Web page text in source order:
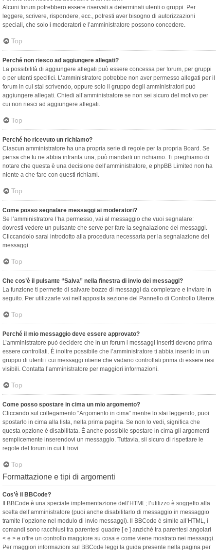
Alcuni forum potrebbero essere riservati a determinati utenti o gruppi. Per
leggere, scrivere, rispondere, ecc., potresti aver bisogno di autorizzazioni
speciali, che solo i moderatori e l’amministratore possono concedere.
Top
Perché non riesco ad aggiungere allegati?
La possibilità di aggiungere allegati può essere concessa per forum, per gruppi
o per utenti specifici. L’amministratore potrebbe non aver permesso allegati per il
forum in cui stai scrivendo, oppure solo il gruppo degli amministratori può
aggiungere allegati. Chiedi all’amministratore se non sei sicuro del motivo per
cui non riesci ad aggiungere allegati.
Top
Perché ho ricevuto un richiamo?
Ciascun amministratore ha una propria serie di regole per la propria Board. Se
pensa che tu ne abbia infranta una, può mandarti un richiamo. Ti preghiamo di
notare che questa è una decisione dell’amministratore, e phpBB Limited non ha
niente a che fare con questi richiami.
Top
Come posso segnalare messaggi ai moderatori?
Se l’amministratore l’ha permesso, vai al messaggio che vuoi segnalare:
dovresti vedere un pulsante che serve per fare la segnalazione dei messaggi.
Cliccandolo sarai introdotto alla procedura necessaria per la segnalazione dei
messaggi.
Top
Che cos’è il pulsante “Salva” nella finestra di invio dei messaggi?
La funzione ti permette di salvare bozze di messaggi da completare e inviare in
seguito. Per utilizzarle vai nell’apposita sezione del Pannello di Controllo Utente.
Top
Perché il mio messaggio deve essere approvato?
L’amministratore può decidere che in un forum i messaggi inseriti devono prima
essere controllati. È inoltre possibile che l’amministratore ti abbia inserito in un
gruppo di utenti i cui messaggi ritiene che vadano controllati prima di essere resi
visibili. Contatta l’amministratore per maggiori informazioni.
Top
Come posso spostare in cima un mio argomento?
Cliccando sul collegamento “Argomento in cima” mentre lo stai leggendo, puoi
spostarlo in cima alla lista, nella prima pagina. Se non lo vedi, significa che
questa opzione è disabilitata. È anche possibile spostare in cima gli argomenti
semplicemente inserendovi un messaggio. Tuttavia, sii sicuro di rispettare le
regole del forum in cui ti trovi.
Top
Formattazione e tipi di argomenti
Cos’è il BBCode?
Il BBCode è una speciale implementazione dell’HTML; l’utilizzo è soggetto alla
scelta dell’amministratore (puoi anche disabilitarlo di messaggio in messaggio
tramite l’opzione nel modulo di invio messaggi). Il BBCode è simile all’HTML, i
comandi sono racchiusi tra parentesi quadre [ e ] anziché tra parentesi angolari
< e > e offre un controllo maggiore su cosa e come viene mostrato nei messaggi.
Per maggiori informazioni sul BBCode leggi la guida presente nella pagina per